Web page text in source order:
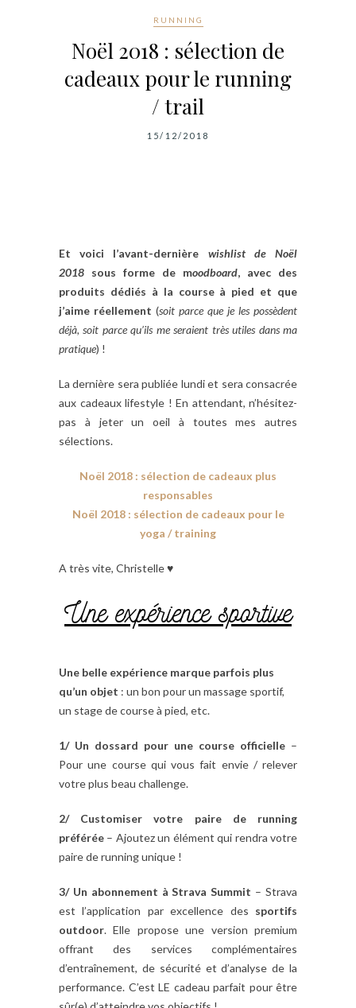
RUNNING
Noël 2018 : sélection de
cadeaux pour le running
/ trail
15/12/2018
Et voici l’avant-dernière wishlist de Noël
2018 sous forme de moodboard, avec des
produits dédiés à la course à pied et que
j’aime réellement (soit parce que je les possèdent
déjà, soit parce qu’ils me seraient très utiles dans ma
pratique) !
La dernière sera publiée lundi et sera consacrée
aux cadeaux lifestyle ! En attendant, n’hésitez-
pas à jeter un oeil à toutes mes autres
sélections.
Noël 2018 : sélection de cadeaux plus
responsables
Noël 2018 : sélection de cadeaux pour le
yoga / training
A très vite, Christelle ♥
Une expérience sportive
Une belle expérience marque parfois plus
qu’un objet : un bon pour un massage sportif,
un stage de course à pied, etc.
1/ Un dossard pour une course officielle –
Pour une course qui vous fait envie / relever
votre plus beau challenge.
2/ Customiser votre paire de running
préférée – Ajoutez un élément qui rendra votre
paire de running unique !
3/ Un abonnement à Strava Summit – Strava
est l’application par excellence des sportifs
outdoor. Elle propose une version premium
offrant des services complémentaires
d’entraînement, de sécurité et d’analyse de la
performance. C’est LE cadeau parfait pour être